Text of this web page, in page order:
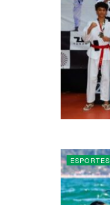
ESPORTES